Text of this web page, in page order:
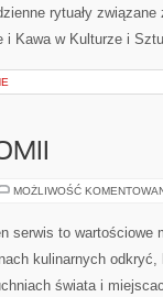
rytuały
i Kawa w Kulturze i
MOŻLIWOŚĆ
serwis to wartościowe
kulinarnych
świata i